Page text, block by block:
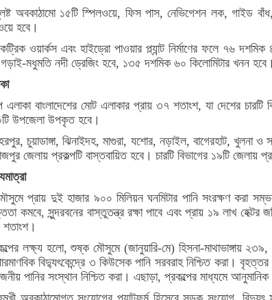
অবকাঠামো ১৫টি স্পিলওয়ে, ফিস পাস, নেভিগেশন লক, গাইড
হবে।
ওয়ার্কস এবং হাইড্রো পাওয়ার প্ল্যান্ট নির্মাণের ফলে ৭৬
মধুমতি নদী ড্রেজিং হবে, ১৩৫ দশমিক ৬০ কিলোমিটার খনন
এলাকা বাংলাদেশের মোট এলাকার প্রায় ৩৭ শতাংশ, যা দেশের
উপজেলা উপকৃত হবে।
চুয়াডাঙ্গা, ঝিনাইদহ, মাগুরা, যশোর, নড়াইল, বাগেরহাট, খুলনা ও
জেলায় প্রকল্পটি বাস্তবায়িত হবে। চারটি বিভাগের ১৯টি জেলায়
প্রায় দুই হাজার ৯০০ মিলিয়ন ঘনমিটার পানি সংরক্ষণ করা
কমবে, সুন্দরবনের বাস্তুতন্ত্র রক্ষা পাবে এবং প্রায় ১৯ লাখ
লক্ষ্য হলো, শুষ্ক মৌসুমে (জানুয়ারি-মে) হিসনা-মাথাভাঙ্গায়
বিদ্যুৎকেন্দ্রে ৩ কিউসেক পানি সরবরাহ নিশ্চিত করা।
পানির সংস্থান নিশ্চিত করা। এছাড়া, প্রকল্পের মাধ্যমে